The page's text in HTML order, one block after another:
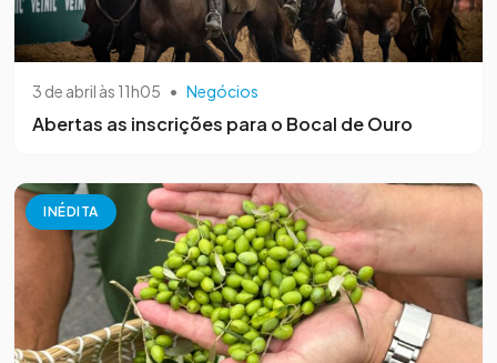
3 de abril às 11h05 • Negócios
Abertas as inscrições para o Bocal de Ouro
INÉDITA